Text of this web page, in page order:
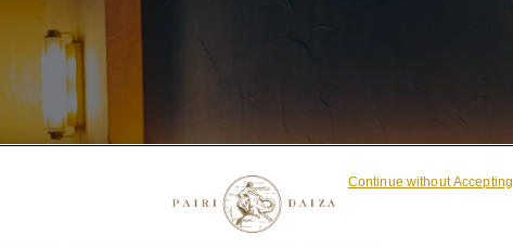
Continue without Accepting